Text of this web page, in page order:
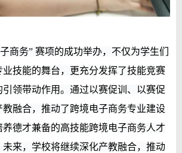
商务” 赛项的成功举办，不仅为学生们
技能的舞台，更充分发挥了技能竞赛
领带动作用。通过以赛促训、以赛促
教融合，推动了跨境电子商务专业建设
德才兼备的高技能跨境电子商务人才
来，学校将继续深化产教融合，推动